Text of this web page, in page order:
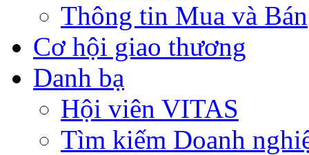
Thông tin Mua và Bán
Cơ hội giao thương
Danh bạ
Hội viên VITAS
Tìm kiếm Doanh